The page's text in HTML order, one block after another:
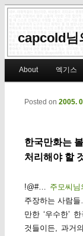
capcold님
Skip to primary
Skip to
About 엑기스
한국만화는
처리해야 할
Posted on 2005.
!@#… 주모씨
주장하는 사람
만한 ‘우수한’
것들이든, 과거